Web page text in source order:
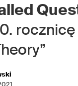
rocznicę